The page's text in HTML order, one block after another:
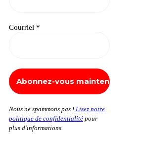
Courriel *
Nous ne spammons pas ! Lisez notre
politique de confidentialité pour
plus d'informations.